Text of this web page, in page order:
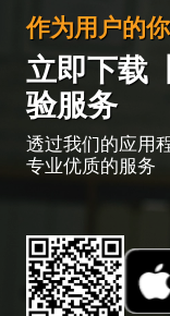
学习的氛围。 「Call师傅」未来的期望 未来或许会出现更强
大的竞争者，但我
初衷是为社会作出
天，我们欣慰地看
起了涟漪。未来无
带起更大的浪潮，
贡献，我们就认为
作为用户的你
立即下载
验服务
透过我们的应用
专业优质的服务